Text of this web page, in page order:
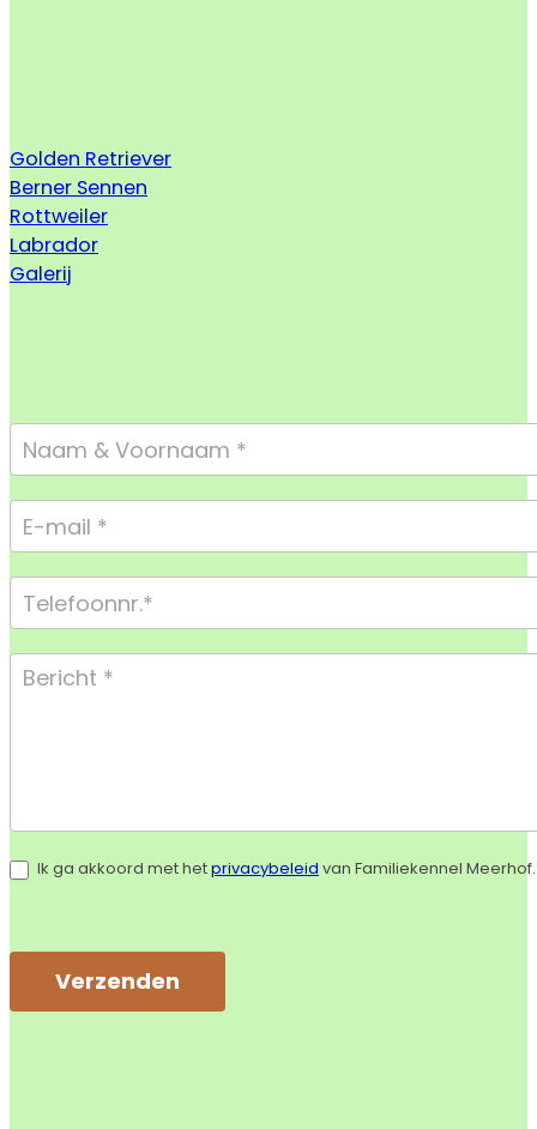
Golden Retriever
Berner Sennen
Rottweiler
Labrador
Galerij
Footer
Form
Compact
Ik ga akkoord met hetprivacybeleid van Familiekennel Meerhof.
Verzenden